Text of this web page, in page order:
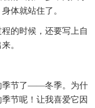
体就站住了。
的时候，还要写上自
。
季节了——冬季。为什
节呢！让我喜爱它因